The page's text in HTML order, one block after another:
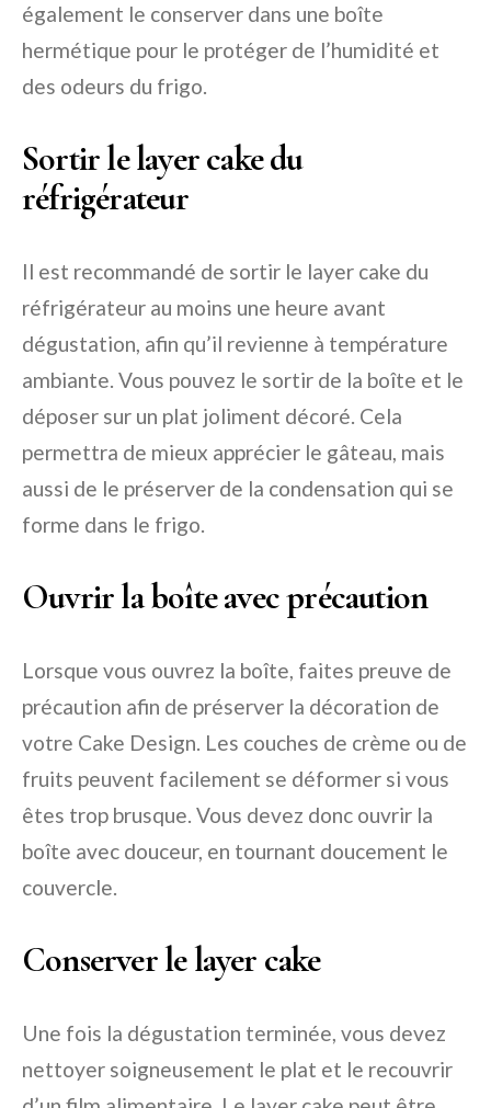
également le conserver dans une boîte
hermétique pour le protéger de l’humidité et
des odeurs du frigo.
Sortir le layer cake du
réfrigérateur
Il est recommandé de sortir le layer cake du
réfrigérateur au moins une heure avant
dégustation, afin qu’il revienne à température
ambiante. Vous pouvez le sortir de la boîte et le
déposer sur un plat joliment décoré. Cela
permettra de mieux apprécier le gâteau, mais
aussi de le préserver de la condensation qui se
forme dans le frigo.
Ouvrir la boîte avec précaution
Lorsque vous ouvrez la boîte, faites preuve de
précaution afin de préserver la décoration de
votre Cake Design. Les couches de crème ou de
fruits peuvent facilement se déformer si vous
êtes trop brusque. Vous devez donc ouvrir la
boîte avec douceur, en tournant doucement le
couvercle.
Conserver le layer cake
Une fois la dégustation terminée, vous devez
nettoyer soigneusement le plat et le recouvrir